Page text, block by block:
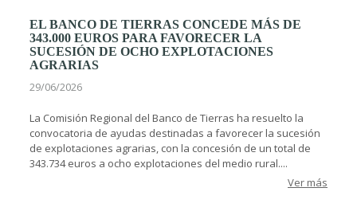
EL BANCO DE TIERRAS CONCEDE MÁS DE
343.000 EUROS PARA FAVORECER LA
SUCESIÓN DE OCHO EXPLOTACIONES
AGRARIAS
29/06/2026
La Comisión Regional del Banco de Tierras ha resuelto la
convocatoria de ayudas destinadas a favorecer la sucesión
de explotaciones agrarias, con la concesión de un total de
343.734 euros a ocho explotaciones del medio rural....
Ver más